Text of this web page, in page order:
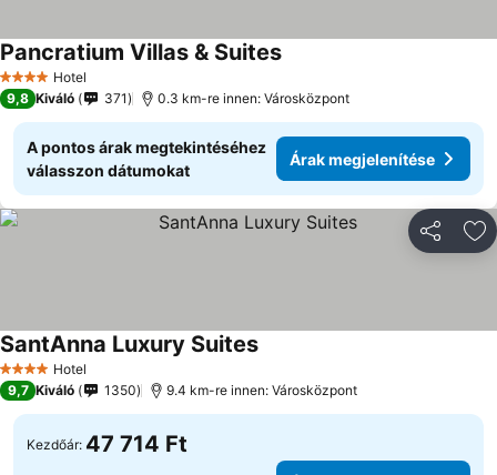
4 KategóriaHotel
Pancratium Villas & SuitesÁrak megjelenítése
9,8 Kiváló 371 0.3 km-re innen: Városközpont
A pontos árak megtekintéséhez
válasszon dátumokat
Árak megjelenítése
4 KategóriaHotel
SantAnna Luxury SuitesÁrak megjelenítése
9,7 Kiváló 1350 9.4 km-re innen: Városközpont
Kezdőár: 47 714 Ft